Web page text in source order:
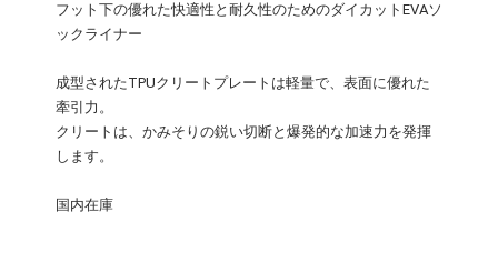
フット下の優れた快適性と耐久性のためのダイカットEVAソ
ックライナー
成型されたTPUクリートプレートは軽量で、表面に優れた
牽引力。
クリートは、かみそりの鋭い切断と爆発的な加速力を発揮
します。
国内在庫